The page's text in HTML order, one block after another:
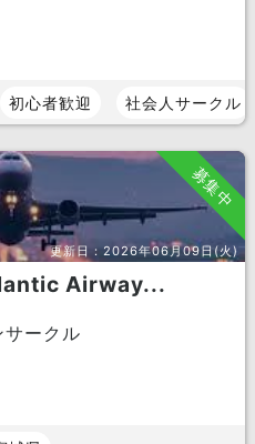
初心者歓迎 社会人サークル
募集中
更新日：2026年06月09日(火)
Airway...
ークル